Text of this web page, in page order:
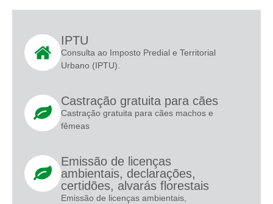
IPTU
Consulta ao Imposto Predial e Territorial
Urbano (IPTU).
Castração gratuita para cães
Castração gratuita para cães machos e
fêmeas
Emissão de licenças
ambientais, declarações,
certidões, alvarás florestais
Emissão de licenças ambientais,